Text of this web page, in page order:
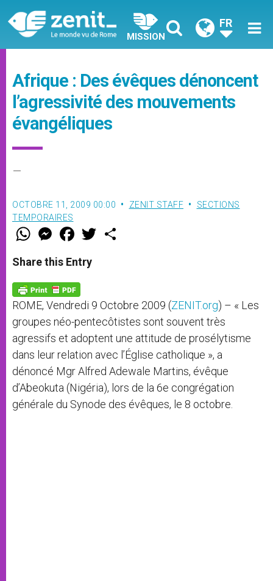
MISSION
FR
Afrique : Des évêques dénoncent
l’agressivité des mouvements
évangéliques
–
OCTOBRE 11, 2009 00:00 ZENIT STAFF
SECTIONS
TEMPORAIRES
W
t
s
p
p
M
e
s
e
g
e
r
F
a
e
b
o
k
w
Share this Entry
ROME, Vendredi 9 Octobre 2009 (ZENIT.org) – « Les
groupes néo-pentecôtistes sont souvent très
agressifs et adoptent une attitude de prosélytisme
dans leur relation avec l’Église catholique », a
dénoncé Mgr Alfred Adewale Martins, évêque
d’Abeokuta (Nigéria), lors de la 6e congrégation
générale du Synode des évêques, le 8 octobre.